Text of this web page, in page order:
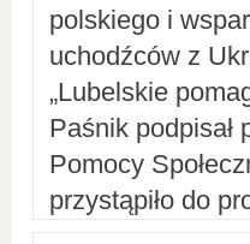
polskiego i
uchodźców z
„Lubelskie
Paśnik podpisał
Pomocy
przystąpiło do